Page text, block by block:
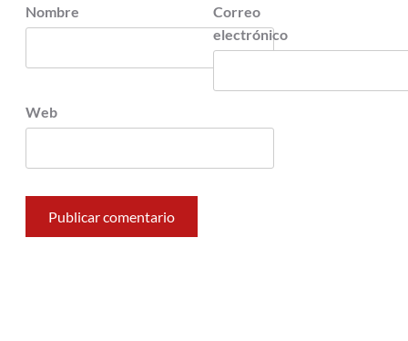
Nombre
Correo
electrónico
Web